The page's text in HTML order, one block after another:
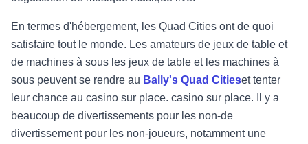
En termes d'hébergement, les Quad Cities ont de quoi
satisfaire tout le monde. Les amateurs de jeux de table et
de machines à sous les jeux de table et les machines à
sous peuvent se rendre au Bally's Quad Citieset tenter
leur chance au casino sur place. casino sur place. Il y a
beaucoup de divertissements pour les non-de
divertissement pour les non-joueurs, notamment une